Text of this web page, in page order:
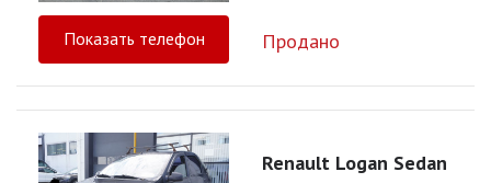
Показать телефон Продано
Renault Logan Sedan